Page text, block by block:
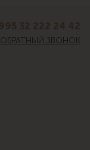
ОБРАТНЫЙ ЗВОНОК